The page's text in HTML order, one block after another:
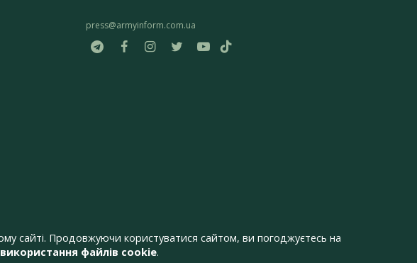
press@armyinform.com.ua
сайті. Продовжуючи користуватися сайтом, ви погоджуєтесь на
використання файлів cookie.